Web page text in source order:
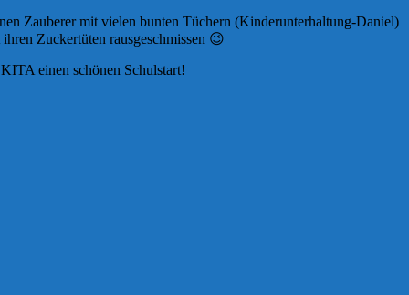
Zauberer mit vielen bunten Tüchern (Kinderunterhaltung-Daniel)
Zuckertüten rausgeschmissen 😉
einen schönen Schulstart!